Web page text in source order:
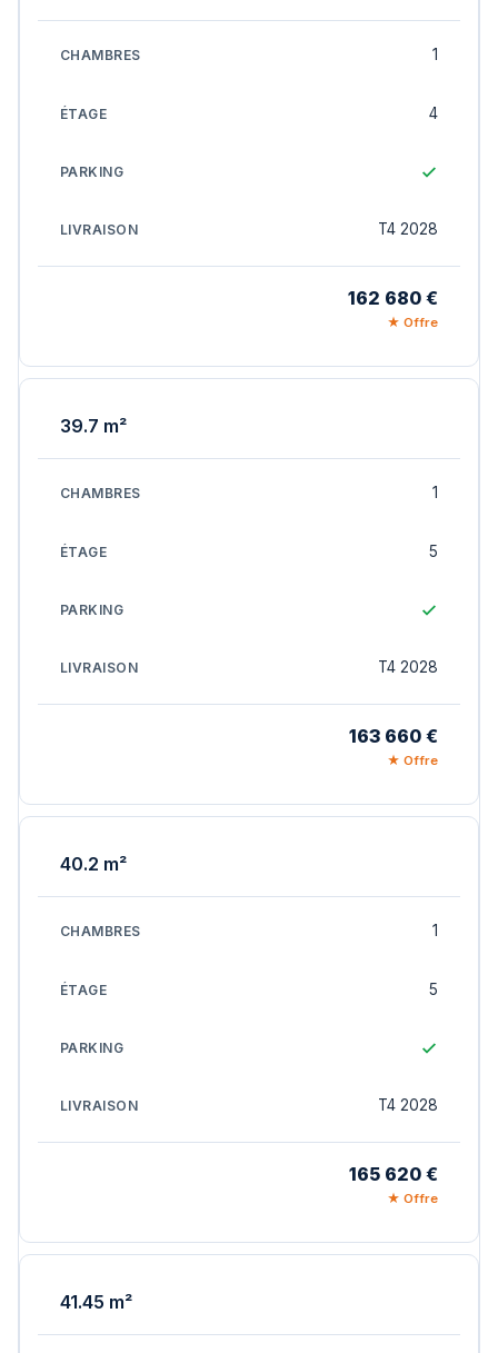
1
4
T4 2028
162 680 €
★ Offre
39.7 m²
1
5
T4 2028
163 660 €
★ Offre
40.2 m²
1
5
T4 2028
165 620 €
★ Offre
41.45 m²